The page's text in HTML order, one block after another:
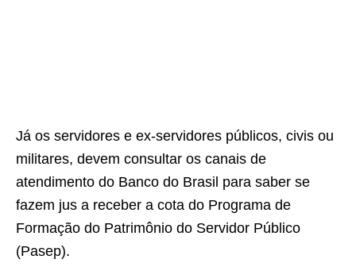
Já os servidores e ex-servidores públicos, civis ou
militares, devem consultar os canais de
atendimento do Banco do Brasil para saber se
fazem jus a receber a cota do Programa de
Formação do Patrimônio do Servidor Público
(Pasep).